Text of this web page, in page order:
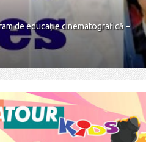
de educație cinematografică –